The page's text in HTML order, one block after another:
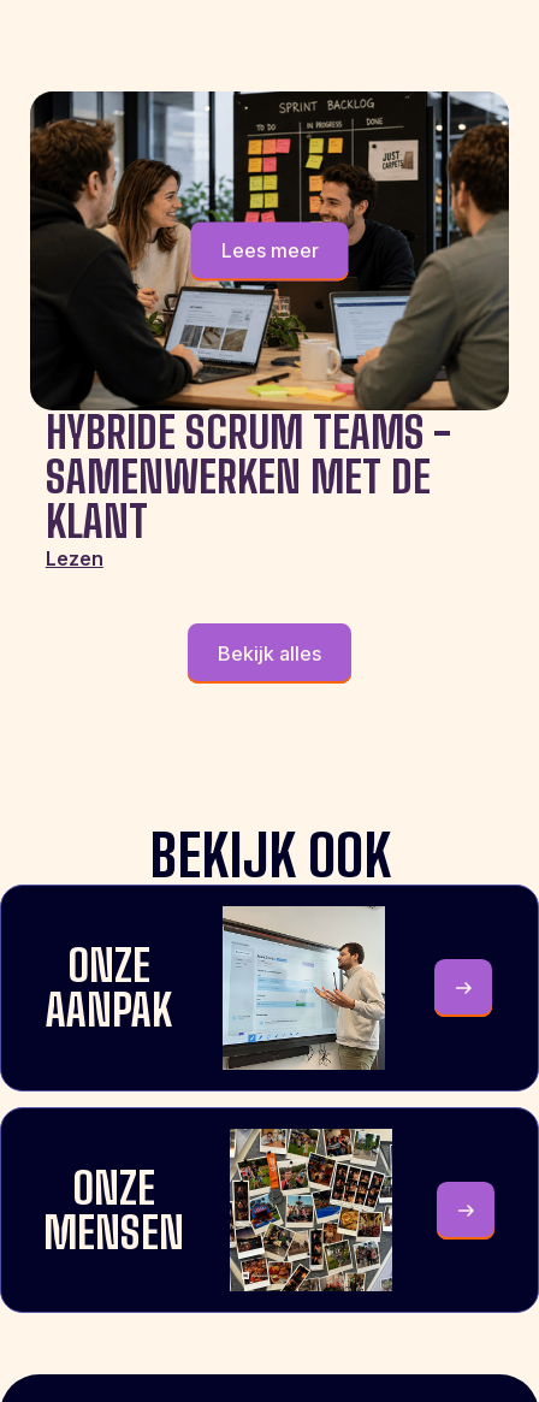
Lees meer
HYBRIDE SCRUM TEAMS -
SAMENWERKEN MET DE
KLANT
Lezen
Bekijk alles
BEKIJK OOK
ONZE
AANPAK
ONZE
MENSEN